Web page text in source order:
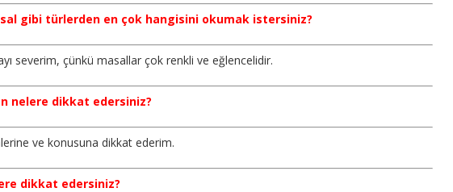
gibi türlerden en çok hangisini okumak istersiniz?
severim, çünkü masallar çok renkli ve eğlencelidir.
nelere dikkat edersiniz?
ve konusuna dikkat ederim.
dikkat edersiniz?